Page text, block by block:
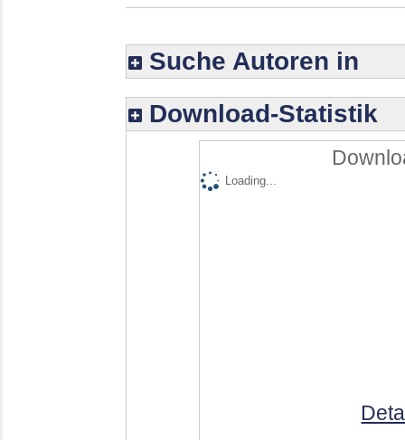
Suche Autoren in
Download-Statistik
Loading...